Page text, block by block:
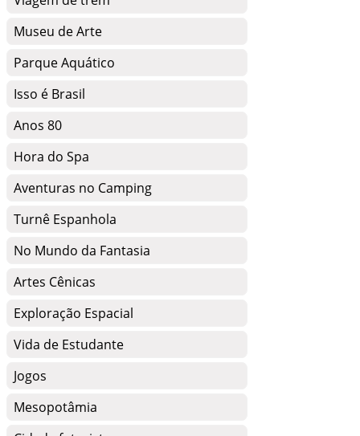
Museu de Arte
Parque Aquático
Isso é Brasil
Anos 80
Hora do Spa
Aventuras no Camping
Turnê Espanhola
No Mundo da Fantasia
Artes Cênicas
Exploração Espacial
Vida de Estudante
Jogos
Mesopotâmia